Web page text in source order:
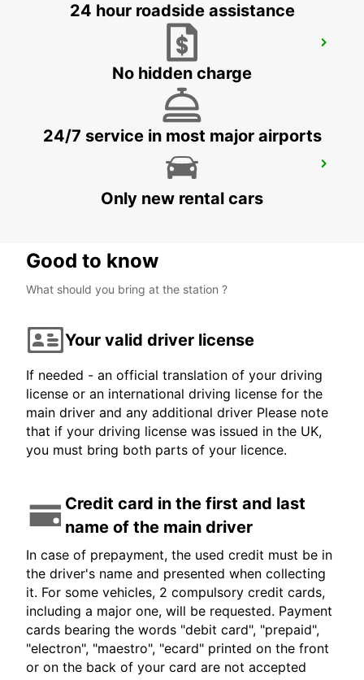
VENEZIA - ITALY
24 hour roadside assistance
No hidden charge
24/7 service in most major airports
Only new rental cars
Good to know
What should you bring at the station ?
Your valid driver license
If needed - an official translation of your driving
license or an international driving license for the
main driver and any additional driver Please note
that if your driving license was issued in the UK,
you must bring both parts of your licence.
Credit card in the first and last
name of the main driver
In case of prepayment, the used credit must be in
the driver's name and presented when collecting
it. For some vehicles, 2 compulsory credit cards,
including a major one, will be requested. Payment
cards bearing the words "debit card", "prepaid",
"electron", "maestro", "ecard" printed on the front
or on the back of your card are not accepted